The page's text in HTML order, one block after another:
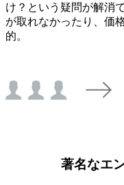
け？という疑問が解消
が取れなかったり、価
的。
著名なエ